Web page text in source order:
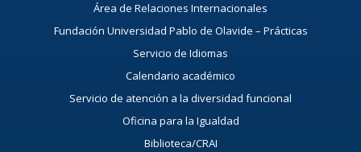
Área de Relaciones Internacionales
Fundación Universidad Pablo de Olavide – Prácticas
Servicio de Idiomas
Calendario académico
Servicio de atención a la diversidad funcional
Oficina para la Igualdad
Biblioteca/CRAI